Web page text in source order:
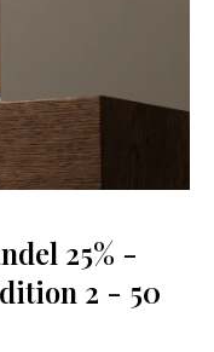
25% -
2 - 50